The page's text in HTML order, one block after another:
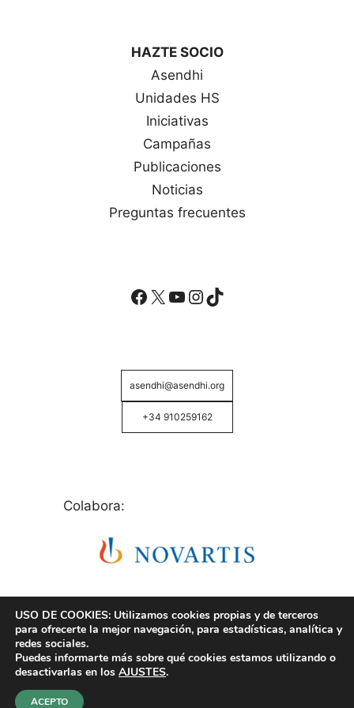
HAZTE SOCIO
Asendhi
Unidades HS
Iniciativas
Campañas
Publicaciones
Noticias
Preguntas frecuentes
Facebook
X YouTube
Instagram
TikTok
asendhi@asendhi.org
+34 910259162
Colabora:
© Copyright 2026 ASENDHI - Asociación de Enfermos
USO DE COOKIES: Utilizamos cookies propias y de terceros
para ofrecerte la mejor navegación, para estadísticas, analítica y
redes sociales.
Puedes informarte más sobre qué cookies estamos utilizando o
desactivarlas en los AJUSTES.
ACEPTO